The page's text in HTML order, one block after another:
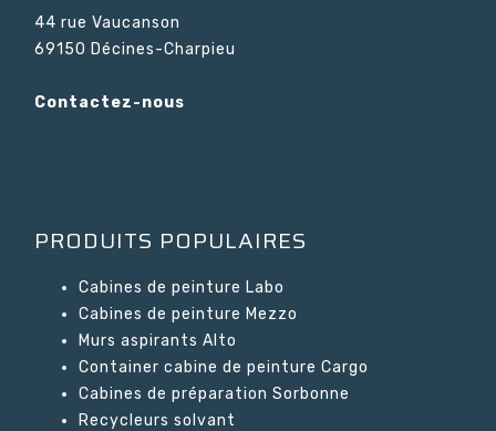
44 rue Vaucanson
69150 Décines-Charpieu
Contactez-nous
PRODUITS POPULAIRES
Cabines de peinture Labo
Cabines de peinture Mezzo
Murs aspirants Alto
Container cabine de peinture Cargo
Cabines de préparation Sorbonne
Recycleurs solvant